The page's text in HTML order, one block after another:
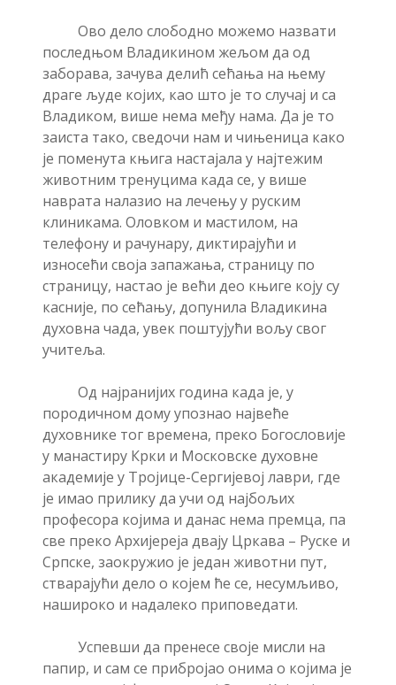
Ово дело слободно можемо назвати
последњом Владикином жељом да од
заборава, зачува делић сећања на њему
драге људе којих, као што је то случај и са
Владиком, више нема међу нама. Да је то
заиста тако, сведочи нам и чињеница како
је поменута књига настајала у најтежим
животним тренуцима када се, у више
наврата налазио на лечењу у руским
клиникама. Оловком и мастилом, на
телефону и рачунару, диктирајући и
износећи своја запажања, страницу по
страницу, настао је већи део књиге коју су
касније, по сећању, допунила Владикина
духовна чада, увек поштујући вољу свог
учитеља.
Од најранијих година када је, у
породичном дому упознао највеће
духовнике тог времена, преко Богословије
у манастиру Крки и Московске духовне
академије у Тројице-Сергијевој лаври, где
је имао прилику да учи од најбољих
професора којима и данас нема премца, па
све преко Архијереја двају Цркава – Руске и
Српске, заокружио је један животни пут,
стварајући дело о којем ће се, несумљиво,
нашироко и надалеко приповедати.
Успевши да пренесе своје мисли на
папир, и сам се прибројао онима о којима је